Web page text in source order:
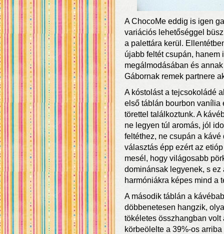
A ChocoMe eddig is igen
variációs lehetőséggel
a palettára kerül.
újabb feltét csupán,
megálmodásában és
Gábornak remek partnere
A kóstolást a tejcsokoládé
első táblán bourbon vanília
törettel találkoztunk. A
ne legyen túl aromás, jól
feltéthez, ne csupán a
választás épp ezért az
mesél, hogy világosabb
dominánsak legyenek, s
harmóniákra képes mind a
A második táblán a
döbbenetesen hangzik,
tökéletes összhangban
körbeölelte a 39%-os